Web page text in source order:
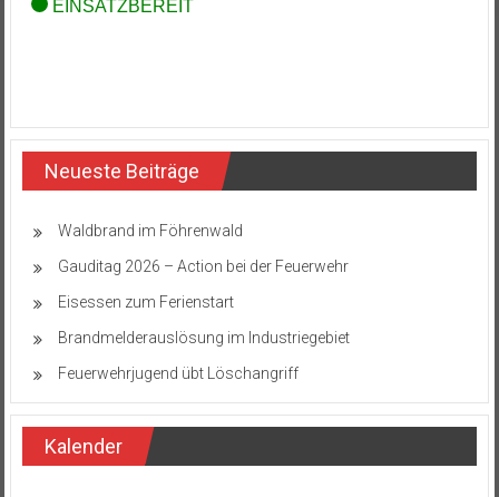
Neueste Beiträge
Waldbrand im Föhrenwald
Gauditag 2026 – Action bei der Feuerwehr
Eisessen zum Ferienstart
Brandmelderauslösung im Industriegebiet
Feuerwehrjugend übt Löschangriff
Kalender